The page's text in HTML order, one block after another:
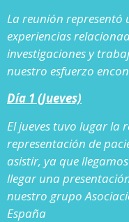
La reunión
experiencias
investigaciones y
nuestro esfuerzo
Día 1 (Jueves)
El jueves tuvo lugar la
representación de
asistir, ya que
llegar una
nuestro grupo
España